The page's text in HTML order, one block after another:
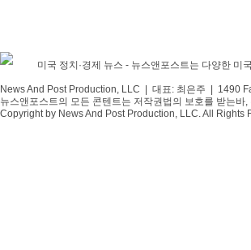
미국 정치·경제 뉴스 - 뉴스앤포스트는 다양한 미
News And Post Production, LLC | 대표: 최은주 | 1490
뉴스앤포스트의 모든 콘텐트는 저작권법의 보호를 받는바
Copyright by News And Post Production, LLC. All Rights